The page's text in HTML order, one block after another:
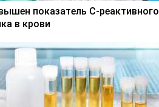
показатель С-реактивного
в крови